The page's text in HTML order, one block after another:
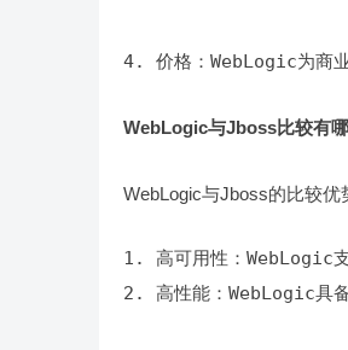
4. 价格：WebLogic为商业
WebLogic与Jboss比较有
WebLogic与Jboss的比较优
2. 高性能：WebLogic具备